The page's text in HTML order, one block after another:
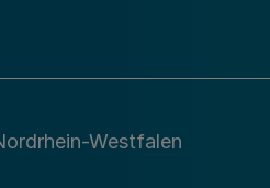
Richtlinie zur
Westfalen